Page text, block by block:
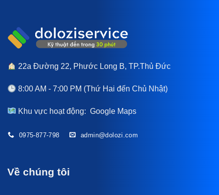
22a Đường 22, Phước Long B, TP.Thủ Đức
8:00 AM - 7:00 PM (Thứ Hai đến Chủ Nhật)
Khu vực hoạt động:Google Maps
0975-877-798 admin@dolozi.com
Về chúng tôi